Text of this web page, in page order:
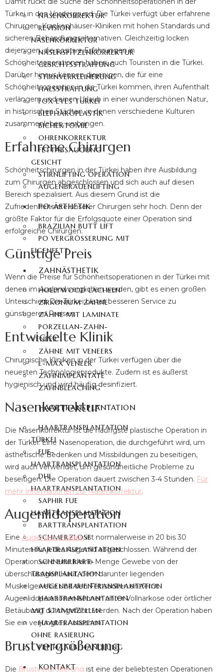
NASENKORREKTUR
REVISION
NASENKORREKTUR
NASENSPITZENKORREKTUR
GESICHTSSTRAFFUNG
STIRNVERKLEINERUNG
HALSSTRAFFUNG
FOX EYES TÜRKEI
BLEPHAROPLASTIK
BICHEKTOMIE
OHRENKORREKTUR
FETTABSAUGUNG
GESICHT
STIRNLIFTING OPERATION
AUGENBRAUENLIFTING
PO-ÄSTHETIK
BRAZILIAN BUTT LIFT
PO VERGRÖSSERUNG MIT E
IGENFETT
ZAHNÄSTHETIK
HOLLYWOOD LÄCHELN
ZIRKONIUM ZÄHNE
ZÄHNE MIT LAMINATE
PORZELLAN-ZAHN-
VENEER
ZÄHNE MIT VENEERS
E-MAX VENEER
ZAHNIMPLANTATE
ZAHNBLEACHING
HAARTRANSPLANTATION
HAARTRANSPLANTATION
TÜRKEI
FUE-
HAARTRANSPLANTATION
DHI
HAARTRANSPLANTATION
SAPHIR FUE
HAARTRANSPLANTATION
BARTTRANSPLANTATION
SCHMERZLOSE
HAARTRANSPLANTATION
SCHNURRBART-
TRANSPLANTATION
AUGENBRAUENTRANSPLANTATION
HAARTRANSPLANTATION
MIT STAMMZELLEN
HAARTRANSPLANTATION
OHNE RASIERUNG
PRP HAARBEHANDLUNG
KONTAKT
Türkei in den Vordergrund. Die Türkei verfügt über erfahrene
Chirurgen, Krankenhäuser-Kliniken mit hohen Standards und
sicheren Behandlungsalternativen. Gleichzeitig locken
diejenigen, die positive Erfahrungen in
Schönheitsoperationen haben, auch Touristen in die Türkei.
Darüber hinaus können diejenigen, die für eine
Schönheitsoperation in die Türkei kommen, ihren Aufenthalt
verlängern und einen Urlaub in einer wunderschönen Natur,
in historischen Städten, in denen verschiedene Kulturen
zusammenleben, verbringen.
Erfahrene Chirurgen
Schönheitschirurgen in der Türkei haben ihre Ausbildung
zum Chirurgen abgeschlossen und sich auch auf diesen
Bereich spezialisiert. Aus diesem Grund ist die
Zufriedenheitsrate unserer Chirurgen sehr hoch. Denn der
größte Faktor für die Erfolgsquote einer Operation sind
erfolgreiche Chirurgen.
Günstige Preis
Wenn die Preise für Schönheitsoperationen in der Türkei mit
denen im Ausland verglichen werden, gibt es einen großen
Unterschied. Die Türkei bietet besseren Service zu
günstigeren Preisen.
Entwickelte Klinik
Chirurgische Kliniken in der Türkei verfügen über die
neuesten Technologieprodukte. Zudem ist es äußerst
hygienisch und wird häufig desinfiziert.
Nasenkorrektur
Die Nasenkorrektur ist die häufigste plastische Operation in
der Türkei. Eine Nasenoperation, die durchgeführt wird, um
ästhetische Bedenken und Missbildungen zu beseitigen,
wird auch verwendet, um gesundheitliche Probleme zu
beseitigen. Die Operation dauert zwischen 3-4 Stunden. Für
mehr İnformationen zur Nasenkorrektur.
Augenlidoperation
Eine Augenlidoperationist normalerweise in 20 bis 30
Minuten für jedes Augenlid abgeschlossen. Während der
Operation wird eine kleine Menge Gewebe von der
überschüssigen Haut, dem darunter liegenden
Muskelgewebe und den Fettsäcken entfernt.
Augenlidoperationen können unter Vollnarkose oder örtlicher
Betäubung durchgeführt werden. Nach der Operation haben
Sie ein verjüngtes Aussehen.
Brustvergrößerung
Die Brustvergrößerung ist eine der beliebtesten Operationen